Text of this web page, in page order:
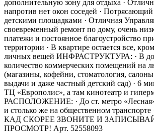
дополнительную зону для отдыха ·
напротив нет окон соседей ·
детскими площадками · Отличная
своевременный ремонт по дому, очень
платежи и постоянное благоустройство
территории · В квартире остается все,
личных вещей ИНФРАСТРУКТУРА: · В
количество коммерческих помещений на
(магазины, кофейни, стоматология,
выдачи и даже частный детский сад) · 6
ТЦ «Европолис», а там кинотеатр и
РАСПОЛОЖЕНИЕ: · До ст. метро
и столько же на общественном
КАД СКОРЕЕ ЗВОНИТЕ И
ПРОСМОТР! Арт. 52558093